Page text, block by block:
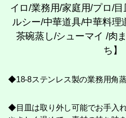
イロ/業務用/家庭用/プロ/
ルシー/中華道具/中華料理
茶碗蒸し/シューマイ /肉
ち】
◆18-8ステンレス製の業務用角蒸
◆目皿は取り外し可能でお手入